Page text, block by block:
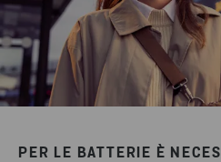
PER LE BATTERIE È